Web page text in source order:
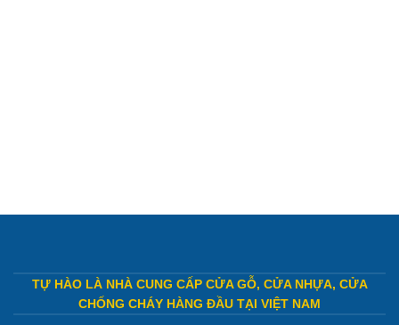
TỰ HÀO LÀ NHÀ CUNG CẤP CỬA GỖ, CỬA NHỰA, CỬA
CHỐNG CHÁY HÀNG ĐẦU TẠI VIỆT NAM